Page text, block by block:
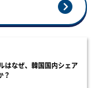
はなぜ、韓国国内シェア
？